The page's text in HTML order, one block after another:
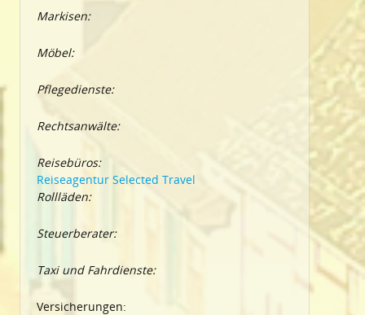
Markisen:
Möbel:
Pflegedienste:
Rechtsanwälte:
Reisebüros:
Reiseagentur Selected Travel
Rollläden:
Steuerberater:
Taxi und Fahrdienste:
Versicherungen: